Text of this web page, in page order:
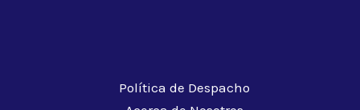
Política de Despacho